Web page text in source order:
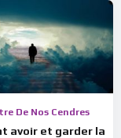
De Nos Cendres
avoir et garder la